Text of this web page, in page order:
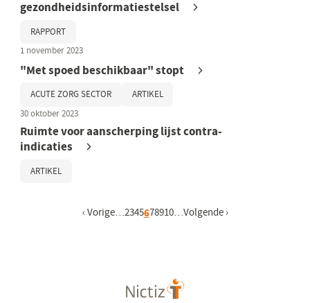
gezondheidsinformatiestelsel
RAPPORT
1 november 2023
"Met spoed beschikbaar" stopt
ACUTE ZORG SECTOR
ARTIKEL
30 oktober 2023
Ruimte voor aanscherping lijst contra-
indicaties
ARTIKEL
Vorige pagina
‹ Vorige…Pagina
2Pagina
3Pagina
4Pagina
5Huidige pagina
6Pagina
7Pagina
8Pagina
9Pagina
10…Volgende pagina
Volgende ›